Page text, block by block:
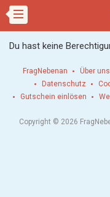
Du hast keine
FragNebenan Über uns
Datenschutz
Gutschein einlösen
Copyright © 2026